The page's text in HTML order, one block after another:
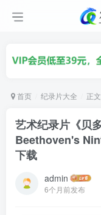
首页 纪录片大全 正文
艺术纪录片《贝
Beethoven's
下载
admin
6个月前发布